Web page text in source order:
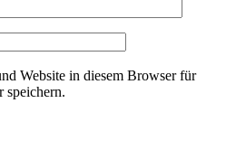
Website in diesem Browser für
speichern.